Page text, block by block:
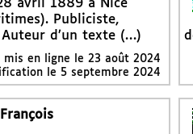
avril 1889 à Nice
Publiciste,
d’un texte (…)
mis en ligne le 23 août 2024
le 5 septembre 2024